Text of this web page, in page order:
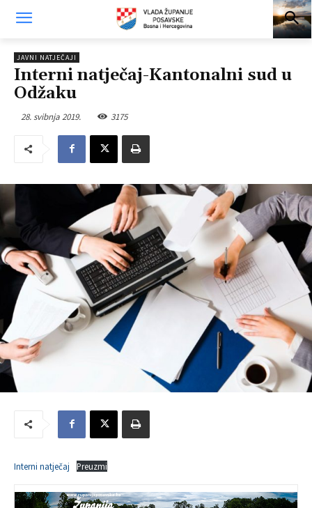
JAVNI NATJEČAJI
Interni natječaj-Kantonalni sud u
Odžaku
28. svibnja 2019. 3175
Interni natječaj Preuzmi